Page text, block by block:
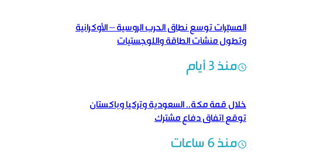
المسيّرات توسع نطاق الحرب الروسية – الأوكرانية
وتطول منشآت الطاقة واللوجستيات
منذ 3 أيام
خلال قمة مكة.. السعودية وتركيا وباكستان
توقع اتفاق دفاع مشترك
منذ 6 ساعات